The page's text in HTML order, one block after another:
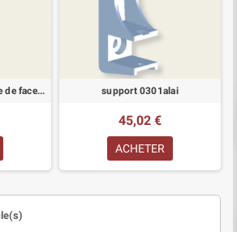
Support monobloc pose de face et plafond série 600 support 0301alai
45,02 €
ACHETER